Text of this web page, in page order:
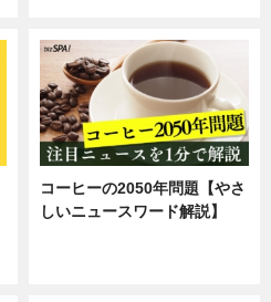
コーヒーの2050年問題【やさ
しいニュースワード解説】